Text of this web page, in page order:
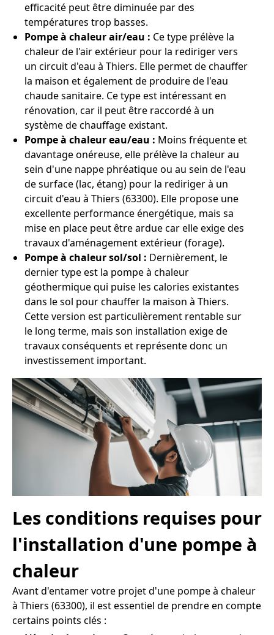
efficacité peut être diminuée par des
températures trop basses.
Pompe à chaleur air/eau : Ce type prélève la
chaleur de l'air extérieur pour la rediriger vers
un circuit d'eau à Thiers. Elle permet de chauffer
la maison et également de produire de l'eau
chaude sanitaire. Ce type est intéressant en
rénovation, car il peut être raccordé à un
système de chauffage existant.
Pompe à chaleur eau/eau : Moins fréquente et
davantage onéreuse, elle prélève la chaleur au
sein d'une nappe phréatique ou au sein de l'eau
de surface (lac, étang) pour la rediriger à un
circuit d'eau à Thiers (63300). Elle propose une
excellente performance énergétique, mais sa
mise en place peut être ardue car elle exige des
travaux d'aménagement extérieur (forage).
Pompe à chaleur sol/sol : Dernièrement, le
dernier type est la pompe à chaleur
géothermique qui puise les calories existantes
dans le sol pour chauffer la maison à Thiers.
Cette version est particulièrement rentable sur
le long terme, mais son installation exige de
travaux conséquents et représente donc un
investissement important.
Les conditions requises pour
l'installation d'une pompe à
chaleur
Avant d'entamer votre projet d'une pompe à chaleur
à Thiers (63300), il est essentiel de prendre en compte
certains points clés :